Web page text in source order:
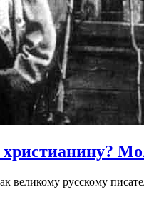
русскому